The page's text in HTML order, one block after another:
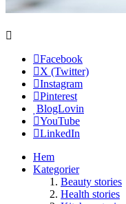
Facebook
X (Twitter)
Instagram
Pinterest
BlogLovin
YouTube
LinkedIn
Hem
Kategorier
Beauty stories
Health stories